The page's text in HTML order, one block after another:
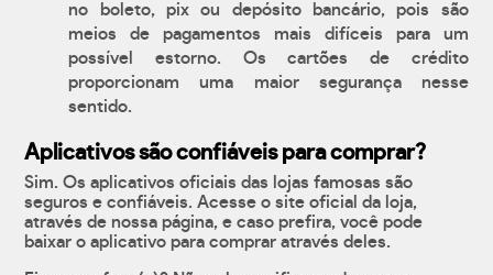
no boleto, pix ou depósito bancário, pois são
meios de pagamentos mais difíceis para um
possível estorno. Os cartões de crédito
proporcionam uma maior segurança nesse
sentido.
Aplicativos são confiáveis para comprar?
Sim. Os aplicativos oficiais das lojas famosas são
seguros e confiáveis. Acesse o site oficial da loja,
através de nossa página, e caso prefira, você pode
baixar o aplicativo para comprar através deles.